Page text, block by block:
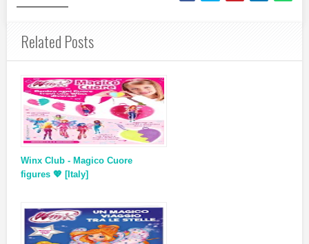
Related Posts
Winx Club - Magico Cuore
figures 💖 [Italy]